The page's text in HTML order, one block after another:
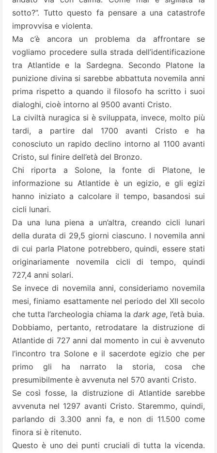
sotto?”. Tutto questo fa pensare a una catastrofe
improvvisa e violenta.
Ma c’è ancora un problema da affrontare se
vogliamo procedere sulla strada dell’identificazione
tra Atlantide e la Sardegna. Secondo Platone la
punizione divina si sarebbe abbattuta novemila anni
prima rispetto a quando il filosofo ha scritto i suoi
dialoghi, cioè intorno al 9500 avanti Cristo.
La civiltà nuragica si è sviluppata, invece, molto più
tardi, a partire dal 1700 avanti Cristo e ha
conosciuto un rapido declino intorno al 1100 avanti
Cristo, sul finire dell’età del Bronzo.
Chi riporta a Solone, la fonte di Platone, le
informazione su Atlantide è un egizio, e gli egizi
hanno iniziato a calcolare il tempo, basandosi sui
cicli lunari.
Da una luna piena a un’altra, creando cicli lunari
della durata di 29,5 giorni ciascuno. I novemila anni
di cui parla Platone potrebbero, quindi, essere stati
originariamente novemila cicli di tempo, quindi
727,4 anni solari.
Se invece di novemila anni, consideriamo novemila
mesi, finiamo esattamente nel periodo del XII secolo
che tutta l’archeologia chiama la dark age, l’età buia.
Dobbiamo, pertanto, retrodatare la distruzione di
Atlantide di 727 anni dal momento in cui è avvenuto
l’incontro tra Solone e il sacerdote egizio che per
primo gli ha narrato la storia, cosa che
presumibilmente è avvenuta nel 570 avanti Cristo.
Se così fosse, la distruzione di Atlantide sarebbe
avvenuta nel 1297 avanti Cristo. Staremmo, quindi,
parlando di 3.300 anni fa, e non di 11.500 come
finora si è ritenuto.
Questo è uno dei punti cruciali di tutta la vicenda.